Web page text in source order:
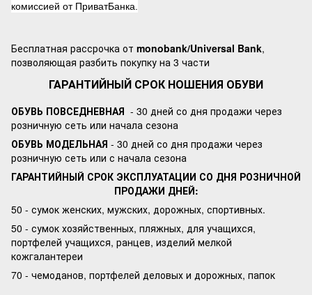
комиссией от ПриватБанка.
Бесплатная рассрочка от monobank/Universal Bank,
позволяющая разбить покупку на 3 части
ГАРАНТИЙНЫЙ СРОК НОШЕНИЯ ОБУВИ
ОБУВЬ ПОВСЕДНЕВНАЯ - 30 дней со дня продажи через
розничную сеть или начала сезона
ОБУВЬ МОДЕЛЬНАЯ - 30 дней со дня продажи через
розничную сеть или с начала сезона
ГАРАНТИЙНЫЙ СРОК ЭКСПЛУАТАЦИИ СО ДНЯ РОЗНИЧНОЙ
ПРОДАЖИ ДНЕЙ:
50 - сумок женских, мужских, дорожных, спортивных.
50 - сумок хозяйственных, пляжных, для учащихся,
портфелей учащихся, ранцев, изделий мелкой
кожгалантереи
70 - чемоданов, портфелей деловых и дорожных, папок